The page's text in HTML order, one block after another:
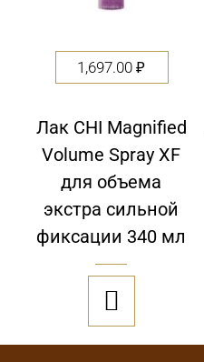
1,697.00 ₽
Лак CHI Magnified
Volume Spray XF
для объема
экстра сильной
фиксации 340 мл
